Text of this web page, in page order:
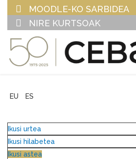
MOODLE-KO SARBIDEA
NIRE KURTSOAK
EU ES
Ikusi urtea
Ikusi hilabetea
Ikusi astea